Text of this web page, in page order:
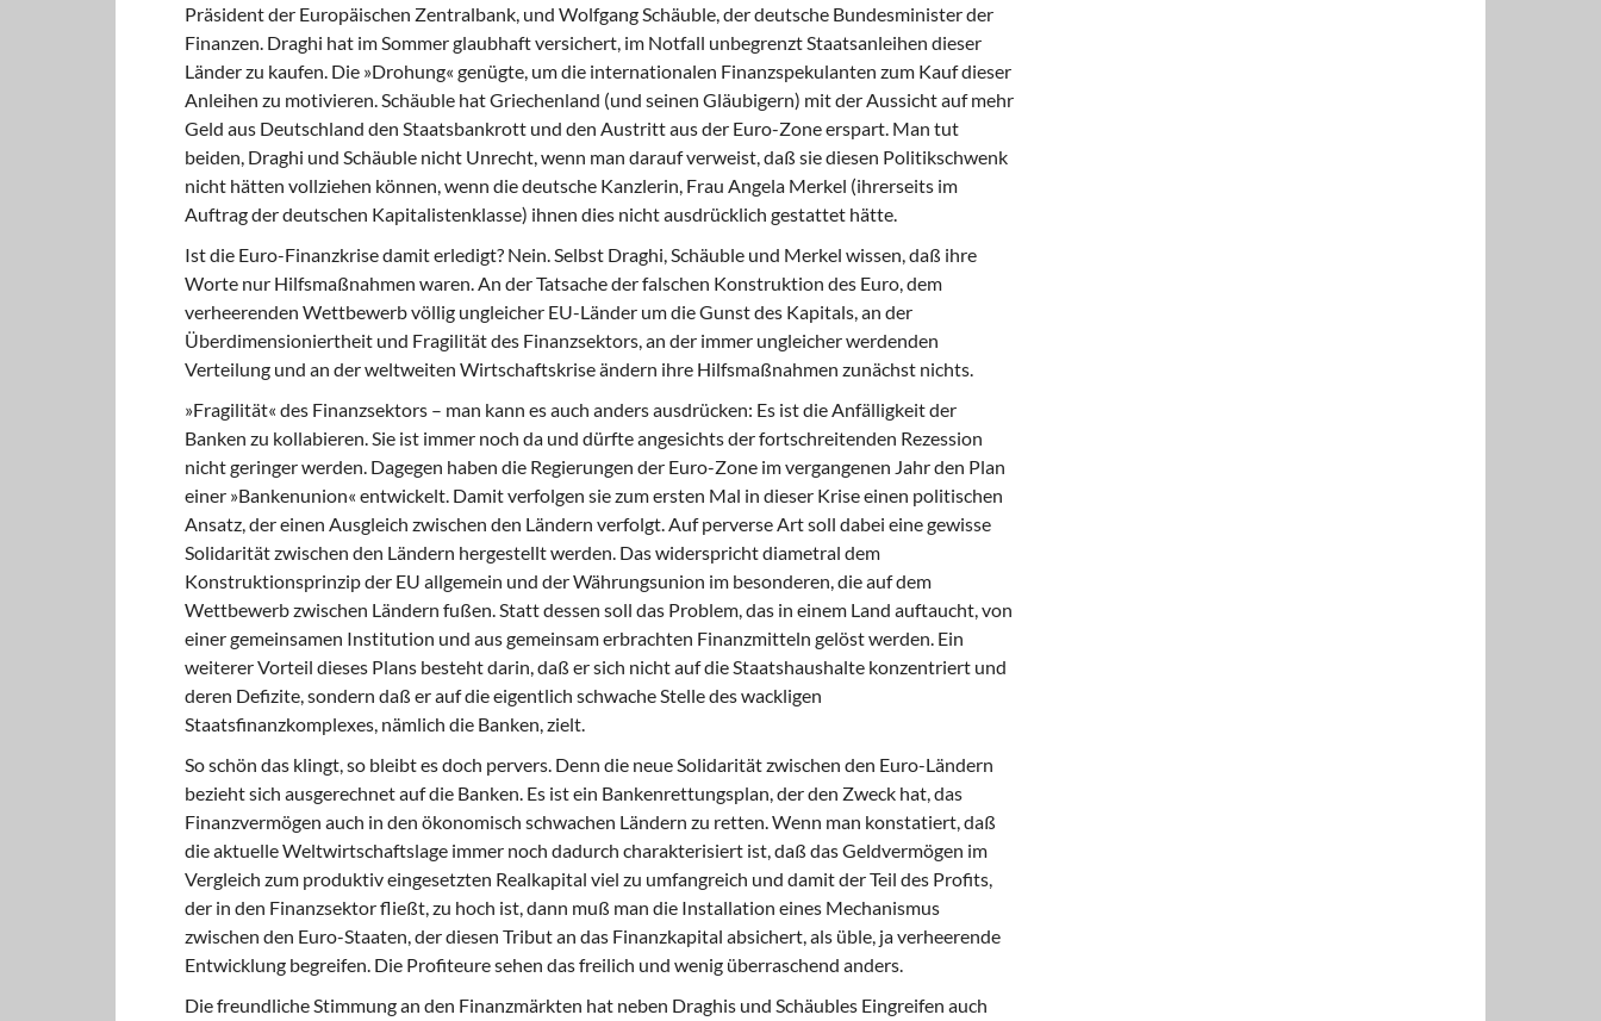
Präsident der Europäischen Zentralbank, und Wolfgang Schäuble, der deutsche Bundesminister der
Finanzen. Draghi hat im Sommer glaubhaft versichert, im Notfall unbegrenzt Staatsanleihen dieser
Länder zu kaufen. Die »Drohung« genügte, um die internationalen Finanzspekulanten zum Kauf dieser
Anleihen zu motivieren. Schäuble hat Griechenland (und seinen Gläubigern) mit der Aussicht auf mehr
Geld aus Deutschland den Staatsbankrott und den Austritt aus der Euro-Zone erspart. Man tut
beiden, Draghi und Schäuble nicht Unrecht, wenn man darauf verweist, daß sie diesen Politikschwenk
nicht hätten vollziehen können, wenn die deutsche Kanzlerin, Frau Angela Merkel (ihrerseits im
Auftrag der deutschen Kapitalistenklasse) ihnen dies nicht ausdrücklich gestattet hätte.
Ist die Euro-Finanzkrise damit erledigt? Nein. Selbst Draghi, Schäuble und Merkel wissen, daß ihre
Worte nur Hilfsmaßnahmen waren. An der Tatsache der falschen Konstruktion des Euro, dem
verheerenden Wettbewerb völlig ungleicher EU-Länder um die Gunst des Kapitals, an der
Überdimensioniertheit und Fragilität des Finanzsektors, an der immer ungleicher werdenden
Verteilung und an der weltweiten Wirtschaftskrise ändern ihre Hilfsmaßnahmen zunächst nichts.
»Fragilität« des Finanzsektors – man kann es auch anders ausdrücken: Es ist die Anfälligkeit der
Banken zu kollabieren. Sie ist immer noch da und dürfte angesichts der fortschreitenden Rezession
nicht geringer werden. Dagegen haben die Regierungen der Euro-Zone im vergangenen Jahr den Plan
einer »Bankenunion« entwickelt. Damit verfolgen sie zum ersten Mal in dieser Krise einen politischen
Ansatz, der einen Ausgleich zwischen den Ländern verfolgt. Auf perverse Art soll dabei eine gewisse
Solidarität zwischen den Ländern hergestellt werden. Das widerspricht diametral dem
Konstruktionsprinzip der EU allgemein und der Währungsunion im besonderen, die auf dem
Wettbewerb zwischen Ländern fußen. Statt dessen soll das Problem, das in einem Land auftaucht, von
einer gemeinsamen Institu­tion und aus gemeinsam erbrachten Finanzmitteln gelöst werden. Ein
weiterer Vorteil dieses Plans besteht darin, daß er sich nicht auf die Staatshaushalte konzentriert und
deren Defizite, sondern daß er auf die eigentlich schwache Stelle des wackligen
Staatsfinanzkomplexes, nämlich die Banken, zielt.
So schön das klingt, so bleibt es doch pervers. Denn die neue Solidarität zwischen den Euro-Ländern
bezieht sich ausgerechnet auf die Banken. Es ist ein Bankenrettungsplan, der den Zweck hat, das
Finanzvermögen auch in den ökonomisch schwachen Ländern zu retten. Wenn man konstatiert, daß
die aktuelle Weltwirtschaftslage immer noch dadurch charakterisiert ist, daß das Geldvermögen im
Vergleich zum produktiv eingesetzten Realkapital viel zu umfangreich und damit der Teil des Profits,
der in den Finanzsektor fließt, zu hoch ist, dann muß man die Installation eines Mechanismus
zwischen den Euro-Staaten, der diesen Tribut an das Finanzkapital absichert, als üble, ja verheerende
Entwicklung begreifen. Die Profiteure sehen das freilich und wenig überraschend anders.
Die freundliche Stimmung an den Finanzmärkten hat neben Draghis und Schäubles Eingreifen auch